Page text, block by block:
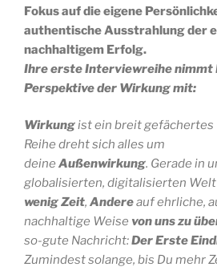
Fokus auf die eigene
authentische Ausstrahlung der
nachhaltigem Erfolg.
Ihre erste Interviewreihe nimmt
Perspektive der Wirkung mit:
Wirkungist ein breit gefächertes
Reihe dreht sich alles um
deine Außenwirkung. Gerade in
globalisierten, digitalisierten
wenigZeit, Andereauf ehrliche,
nachhaltige Weise von uns zu
so-gute Nachricht:Der Erste
Zumindest solange, bis Du mehr